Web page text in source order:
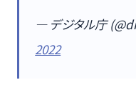
— デジタル庁
2022